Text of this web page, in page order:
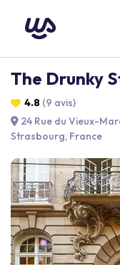
The Drunky
4.8 (9 avis)
24 Rue du Vieux-
Strasbourg, France